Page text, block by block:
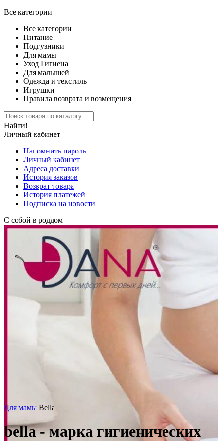
Все категории
Все категории
Питание
Подгузники
Для мамы
Уход Гигиена
Для малышей
Одежда и текстиль
Игрушки
Правила возврата и возмещения
Найти!
Личный кабинет
Напомнить пароль
Личный кабинет
Адреса доставки
История заказов
Возврат товара
История платежей
Подписка на новости
С собой в роддом
Для мамы Bella
bella - марка гигиенических